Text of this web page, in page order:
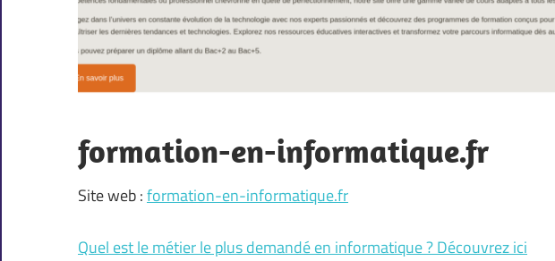
formation-en-informatique.fr
Site web :formation-en-informatique.fr
Quel est le métier le plus demandé en informatique ? Découvrez ici